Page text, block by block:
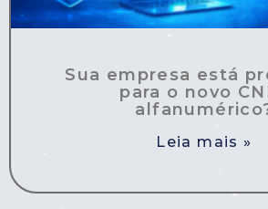
Sua empresa está
para o novo
Leia mais »